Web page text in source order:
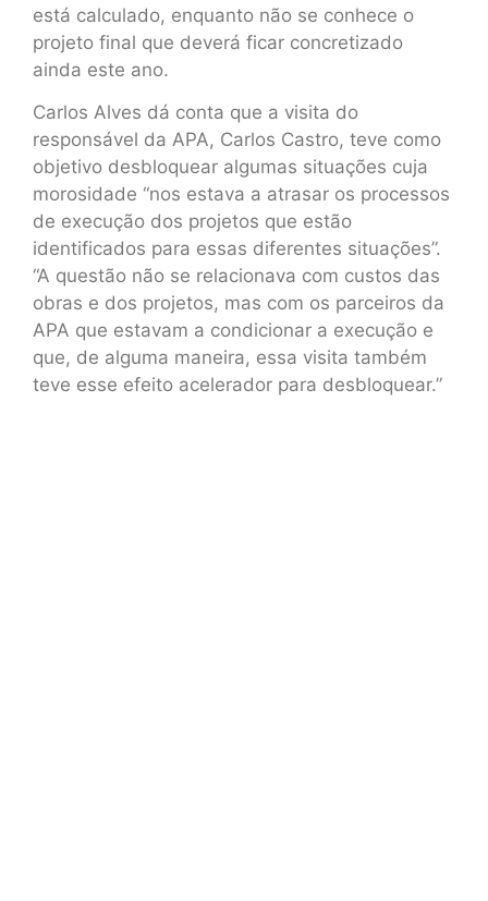
está calculado, enquanto não se conhece o
projeto final que deverá ficar concretizado
ainda este ano.
Carlos Alves dá conta que a visita do
responsável da APA, Carlos Castro, teve como
objetivo desbloquear algumas situações cuja
morosidade “nos estava a atrasar os processos
de execução dos projetos que estão
identificados para essas diferentes situações”.
“A questão não se relacionava com custos das
obras e dos projetos, mas com os parceiros da
APA que estavam a condicionar a execução e
que, de alguma maneira, essa visita também
teve esse efeito acelerador para desbloquear.”